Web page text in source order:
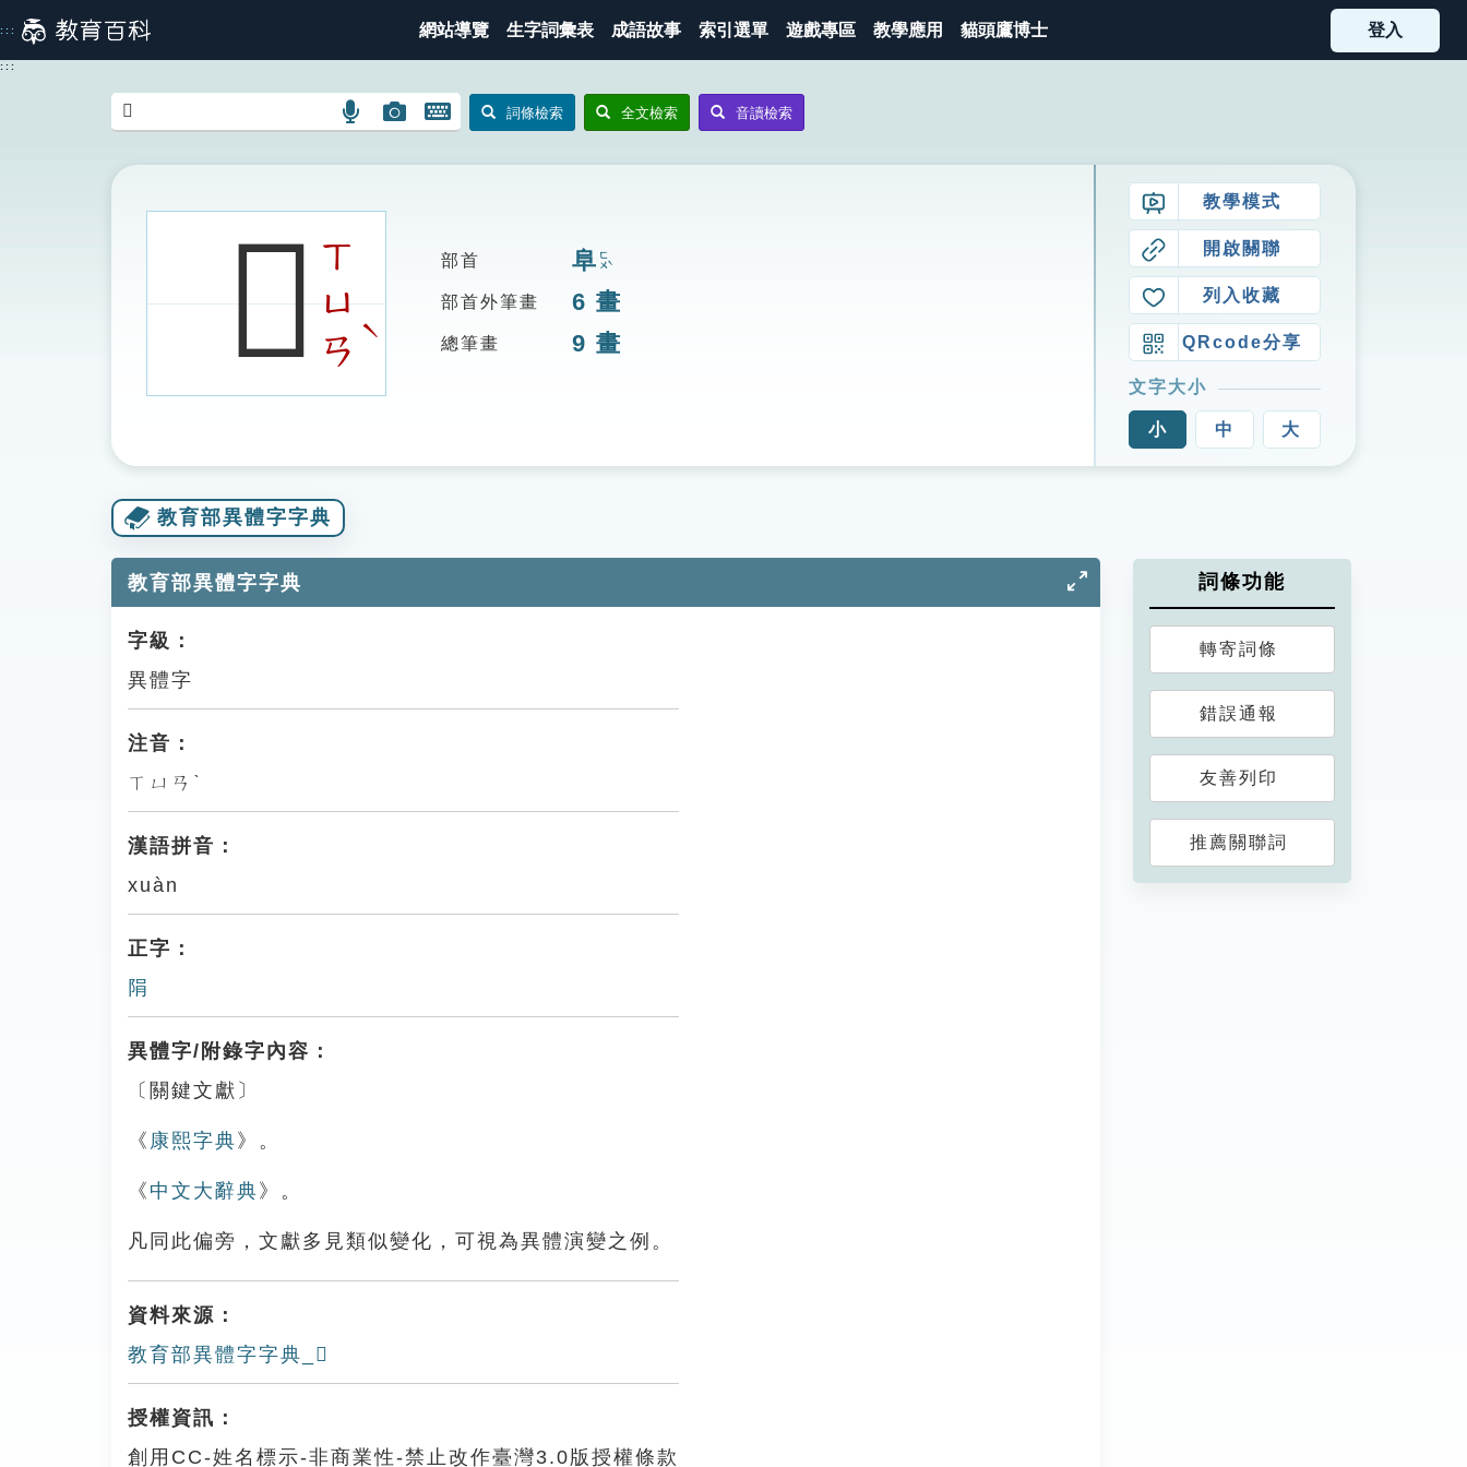
到
主
::: 網站導覽 生字詞彙表 成語故事 索引選單 遊戲專區 教學應用 貓頭鷹博士 登入
:::
語
搜
圖
示
圖
搜
開
鍵
詞條檢索 全文檢索 音讀檢索
𨹆ㄒ
ㄩ
ㄢ
ˋ
部首 阜ㄈㄨˋ
部首外筆畫 6 畫
總筆畫 9 畫
教學模式
開啟關聯
列入收藏
QRcode分享
文字大小
小 中 大
教育部異體字字典
教育部異體字字典
字級：
異體字
注音：
ㄒㄩㄢˋ
漢語拼音：
xuàn
正字：
䧎
異體字/附錄字內容：
〔關鍵文獻〕
《 康熙字典 》。
《 中文大辭典 》。
凡同此偏旁，文獻多見類似變化，可視為異體演變之例。
資料來源：
教育部異體字字典_𨹆
授權資訊：
創用CC-姓名標示-非商業性-禁止改作臺灣3.0版授權條款
詞條功能
轉寄詞條
錯誤通報
友善列印
推薦關聯詞